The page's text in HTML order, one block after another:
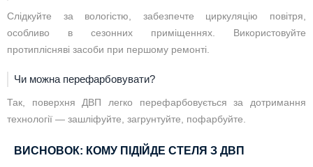
Слідкуйте за вологістю, забезпечте циркуляцію повітря,
особливо в сезонних приміщеннях. Використовуйте
протиплісняві засоби при першому ремонті.
Чи можна перефарбовувати?
Так, поверхня ДВП легко перефарбовується за дотримання
технології — зашліфуйте, загрунтуйте, пофарбуйте.
ВИСНОВОК: КОМУ ПІДІЙДЕ СТЕЛЯ З ДВП